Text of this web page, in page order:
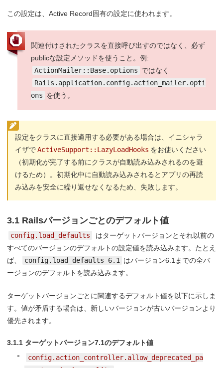
この設定は、Active Record固有の設定に使われます。
関連付けされたクラスを直接呼び出すのではなく、必ず
publicな設定メソッドを使うこと。例:
ActionMailer::Base.options ではなく
Rails.application.config.action_mailer.opti
ons を使う。
設定をクラスに直接適用する必要がある場合は、イニシャラ
イザでActiveSupport::LazyLoadHooks をお使いください
（初期化が完了する前にクラスが自動読み込みされるのを避
けるため）。初期化中に自動読み込みされるとアプリの再読
み込みを安全に繰り返せなくなるため、失敗します。
3.1 Railsバージョンごとのデフォルト値
config.load_defaults
はターゲットバージョンとそれ以前の
すべてのバージョンのデフォルトの設定値を読み込みます。たとえ
ば、
config.load_defaults 6.1 はバージョン6.1までの全バ
ージョンのデフォルトを読み込みます。
ターゲットバージョンごとに関連するデフォルト値を以下に示しま
す。値が矛盾する場合は、新しいバージョンが古いバージョンより
優先されます。
3.1.1 ターゲットバージョン7.1のデフォルト値
config.action_controller.allow_deprecated_pa